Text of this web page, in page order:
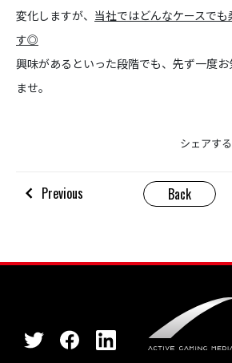
変化しますが、 当社ではどんなケースで
す◎
興味があるといった段階でも、先ず一度
ませ。
シェアする
Previous Back